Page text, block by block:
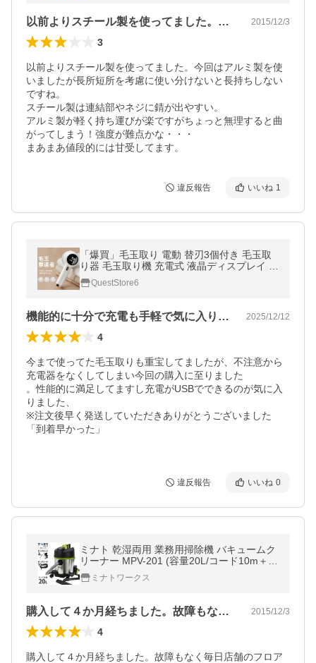
以前よりスチール製を使ってました。今回… 2015/12/3
3
以前よりスチール製を使ってました。今回はアルミ製を使
いましたが長所短所を考慮に使い分けないと長持ちしない
ですね。
スチール製は連結部やネジに錆が出やすい。
アルミ製が軽く持ち運びが楽ですがちょっと無理すると曲
がってしまう！強度が難点かな・・・
まあまあ値段的には甘受してます。
違反報告 いいね 1
「爆買」毛玉取り 電動 替刃3個付き 毛玉取
り器 毛玉取り機 充電式 液晶ディスプレイ パ
ワフルな6枚刃 3段階のスピード調整 USB充
電 コードレス
QuestStore6
機能的に十分で充電も手軽で気に入りました 2025/12/12
4
今まで使ってた毛玉取りも重宝してましたが、不注意から
充電器をなくしてしまい今回の購入に至りました
。性能的に満足してますし充電がUSBでできるのが気に入
りました、
※注文後早く発送していただきありがとうございました
「到着早かった」
違反報告 いいね 0
ミナト 乾湿両用 業務用掃除機 バキュームク
リーナー MPV-201 (容量20L/コード10m＋ホ
ース2m) [業務用 掃除機 集塵機]
ミナトワークス
購入して４か月経ちました。故障もなく毎… 2015/12/3
4
購入して４か月経ちました。故障もなく毎日店舗のフロア